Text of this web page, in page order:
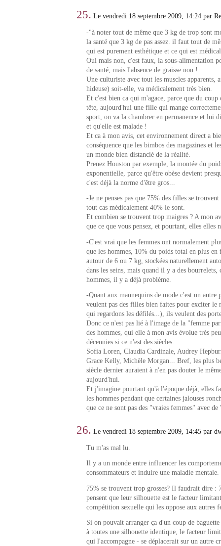
25. Le vendredi 18 septembre 2009, 14:24 par
-"à noter tout de même que 3 kg de trop sont
la santé que 3 kg de pas assez. il faut tout de
qui est purement esthétique et ce qui est
Oui mais non, c'est faux, la sous-alimentation
de santé, mais l'absence de graisse non !
Une culturiste avec tout les muscles apparents,
hideuse) soit-elle, va médicalement très bien.
Et c'est bien ca qui m'agace, parce que du coup
tête, aujourd'hui une fille qui mange
sport, on va la chambrer en permanence et lui
et qu'elle est malade !
Et ca à mon avis, cet environnement direct a
conséquence que les bimbos des magazines et
un monde bien distancié de la réalité.
Prenez Houston par exemple, la montée du
exponentielle, parce qu'être obèse devient
c'est déjà la norme d'être gros...
-Je ne penses pas que 75% des filles se
tout cas médicalement 40% le sont.
Et combien se trouvent trop maigres ? A mon
que ce que vous pensez, et pourtant, elles elles
-C'est vrai que les femmes ont normalement
que les hommes, 10% du poids total en plus
autour de 6 ou 7 kg, stockées naturellement
dans les seins, mais quand il y a des bourrelets,
hommes, il y a déjà problème.
-Quant aux mannequins de mode c'est un autre
veulent pas des filles bien faites pour exciter le
qui regardons les défilés...), ils veulent des
Donc ce n'est pas lié à l'image de la "femme
des hommes, qui elle à mon avis évolue très
décennies si ce n'est des siècles.
Sofia Loren, Claudia Cardinale, Audrey
Grace Kelly, Michèle Morgan... Bref, les plus
siècle dernier auraient à n'en pas douter le
aujourd'hui.
Et j'imagine pourtant qu'à l'époque déjà, elles
les hommes pendant que certaines jalouses
que ce ne sont pas des "vraies femmes" avec
26. Le vendredi 18 septembre 2009, 14:45 par
Tu m'as mal lu.
Il y a un monde entre influencer les
consommateurs et induire une maladie mentale.
75% se trouvent trop grosses? Il faudrait dire :
pensent que leur silhouette est le facteur
compétition sexuelle qui les oppose aux autres
Si on pouvait arranger ça d'un coup de
à toutes une silhouette identique, le facteur
qui l'accompagne - se déplacerait sur un autre